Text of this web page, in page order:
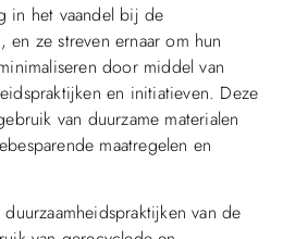
in het vaandel bij de
ze streven ernaar om hun
door middel van
en initiatieven. Deze
van duurzame materialen
maatregelen en
van de